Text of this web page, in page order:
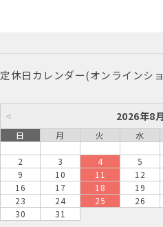
定休日カレンダー(オンラインシ
< 2026年8月
日 月 火 水
2
3 4 5
9
10 11 12
16
17 18 19
23
24 25 26
30
31